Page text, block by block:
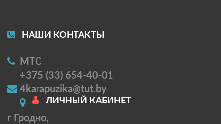
НАШИ КОНТАКТЫ
МТС
+375 (33) 654-40-01
4karapuzika@tut.by
г Гродно,
ЛИЧНЫЙ КАБИНЕТ